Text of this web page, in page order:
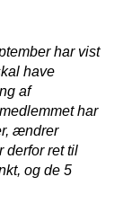
har vist
have
af
har
ændrer
derfor ret til
og de 5